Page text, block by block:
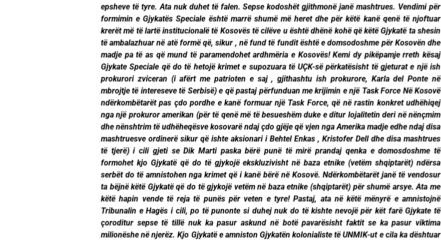
epsheve të tyre. Ata nuk duhet të falen. Sepse kodoshët gjithmonë janë mashtrues. Vendimi për
formimin e Gjykatës Speciale është marrë shumë më heret dhe për këtë kanë qenë të njoftuar
krerët më të lartë institucionalë të Kosovës të cilëve u është dhënë kohë që këtë Gjykatë ta shesin
të ambalazhuar në atë formë që, sikur , në fund të fundit është e domsodoshme për Kosovën dhe
madje pa të as që mund të paramendohet ardhmëria e Kosovës! Kemi dy pikëpamje rreth kësaj
Gjykate Speciale që do të hetojë krimet e supozuara të UÇK-së përkatësisht të gjeturat e një ish
prokurori zviceran (i afërt me patrioten e saj , gjithashtu ish prokurore, Karla del Ponte në
mbrojtje të intereseve të Serbisë) e që pastaj përfunduan me krijimin e një Task Force Në Kosovë
ndërkombëtarët pas çdo pordhe e kanë formuar një Task Force, që në rastin konkret udhëhiqej
nga një prokuror amerikan (për të qenë më të besueshëm duke e ditur lojalitetin deri në nënçmim
dhe nënshtrim të udhëheqësve kosovarë ndaj çdo gjëje që vjen nga Amerika madje edhe ndaj disa
mashtruesve ordinerë sikur që ishte aksionari i Behtel Enkas , Kristofer Dell dhe disa mashtrues
të tjerë) i cili gjeti se Dik Marti paska bërë punë të mirë prandaj qenka e domosdoshme të
formohet kjo Gjykatë që do të gjykojë ekskluzivisht në baza etnike (vetëm shqiptarët) ndërsa
serbët do të amnistohen nga krimet që i kanë bërë në Kosovë. Ndërkombëtarët janë të vendosur
ta bëjnë këtë Gjykatë që do të gjykojë vetëm në baza etnike (shqiptarët) për shumë arsye. Ata me
këtë hapin vende të reja të punës për veten e tyre! Pastaj, ata në këtë mënyrë e amnistojnë
Tribunalin e Hagës i cili, po të punonte si duhej nuk do të kishte nevojë për kët farë Gjykate të
çoroditur sepse të tillë nuk ka pasur askund në botë pavarësisht faktit se ka pasur viktima
milionëshe në njerëz. Kjo Gjykatë e amniston Gjykatën kolonialiste të UNMIK-ut e cila ka dështuar